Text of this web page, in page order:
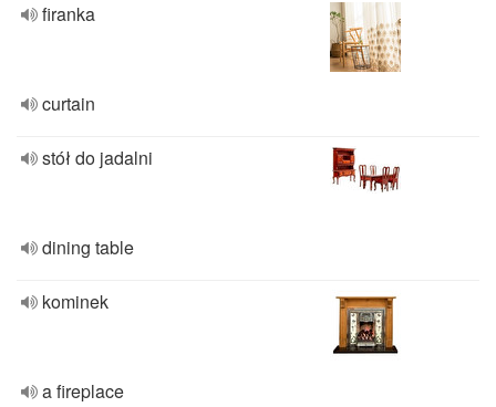
firanka
curtain
stół do jadalni
dining table
kominek
a fireplace